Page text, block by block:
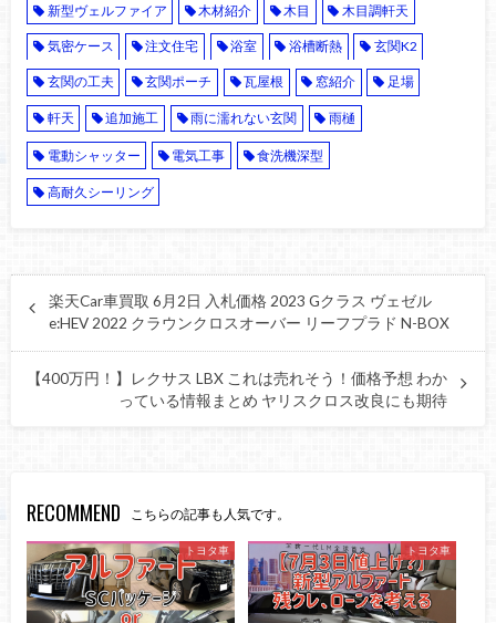
新型ヴェルファイア 木材紹介 木目 木目調軒天
気密ケース 注文住宅 浴室 浴槽断熱 玄関K2
玄関の工夫 玄関ポーチ 瓦屋根 窓紹介 足場
軒天 追加施工 雨に濡れない玄関 雨樋
電動シャッター 電気工事 食洗機深型
高耐久シーリング
楽天Car車買取 6月2日 入札価格 2023 Gクラス ヴェゼル
e:HEV 2022 クラウンクロスオーバー リーフプラド N-BOX
【400万円！】レクサス LBX これは売れそう！価格予想 わか
っている情報まとめ ヤリスクロス改良にも期待
RECOMMEND こちらの記事も人気です。
トヨタ車 トヨタ車